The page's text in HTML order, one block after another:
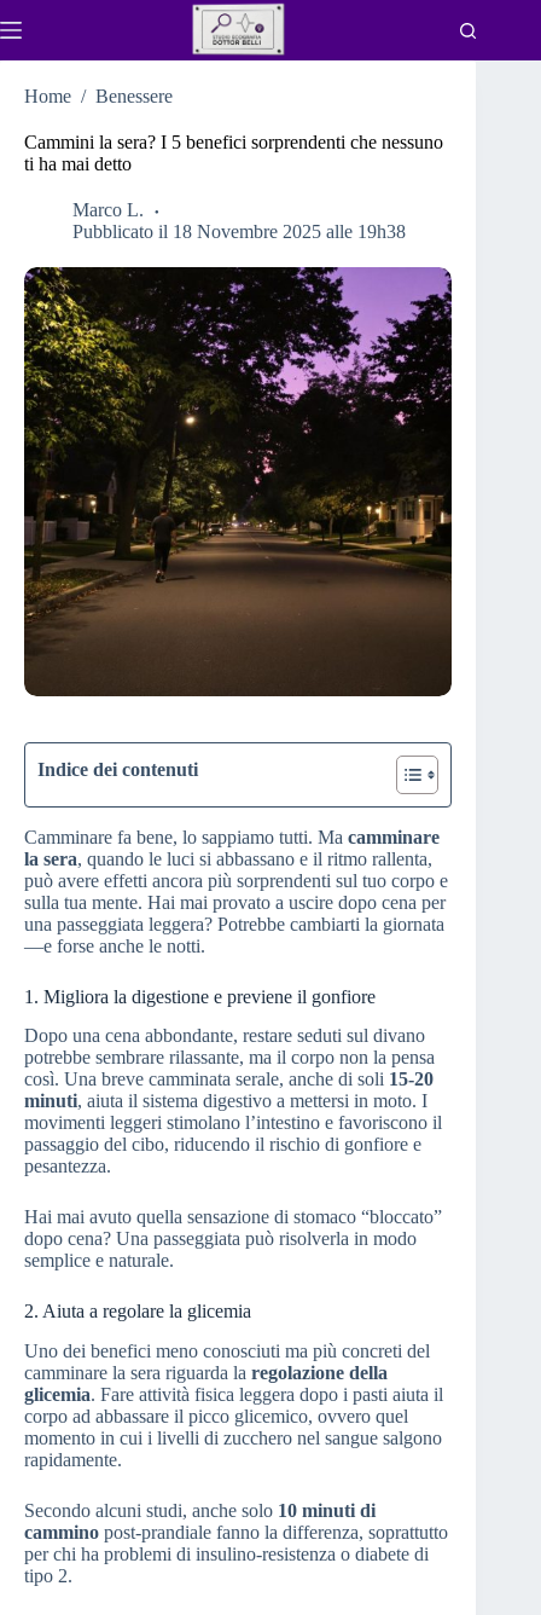
al
Home / Benessere
Cammini la sera? I 5 benefici sorprendenti che nessuno
ti ha mai detto
Marco L.
Pubblicato il 18 Novembre 2025 alle 19h38
Indice dei contenuti
Camminare fa bene, lo sappiamo tutti. Ma camminare
la sera, quando le luci si abbassano e il ritmo rallenta,
può avere effetti ancora più sorprendenti sul tuo corpo e
sulla tua mente. Hai mai provato a uscire dopo cena per
una passeggiata leggera? Potrebbe cambiarti la giornata
—e forse anche le notti.
1. Migliora la digestione e previene il gonfiore
Dopo una cena abbondante, restare seduti sul divano
potrebbe sembrare rilassante, ma il corpo non la pensa
così. Una breve camminata serale, anche di soli 15-20
minuti, aiuta il sistema digestivo a mettersi in moto. I
movimenti leggeri stimolano l’intestino e favoriscono il
passaggio del cibo, riducendo il rischio di gonfiore e
pesantezza.
Hai mai avuto quella sensazione di stomaco “bloccato”
dopo cena? Una passeggiata può risolverla in modo
semplice e naturale.
2. Aiuta a regolare la glicemia
Uno dei benefici meno conosciuti ma più concreti del
camminare la sera riguarda la regolazione della
glicemia. Fare attività fisica leggera dopo i pasti aiuta il
corpo ad abbassare il picco glicemico, ovvero quel
momento in cui i livelli di zucchero nel sangue salgono
rapidamente.
Secondo alcuni studi, anche solo 10 minuti di
cammino post-prandiale fanno la differenza, soprattutto
per chi ha problemi di insulino-resistenza o diabete di
tipo 2.